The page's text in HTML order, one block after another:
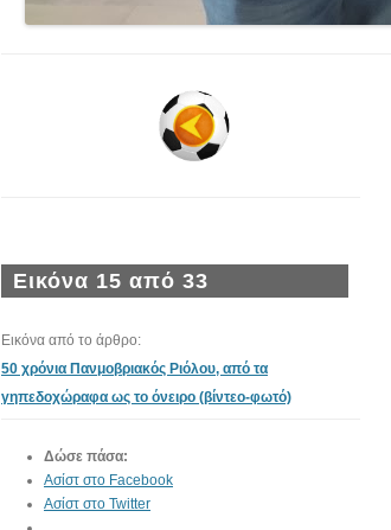
Εικόνα 15 από 33
Εικόνα από το άρθρο:
50 χρόνια Πανμοβριακός Ριόλου, από τα
γηπεδοχώραφα ως το όνειρο (βίντεο-φωτό)
Δώσε πάσα:
Ασίστ στο Facebook
Ασίστ στο Twitter